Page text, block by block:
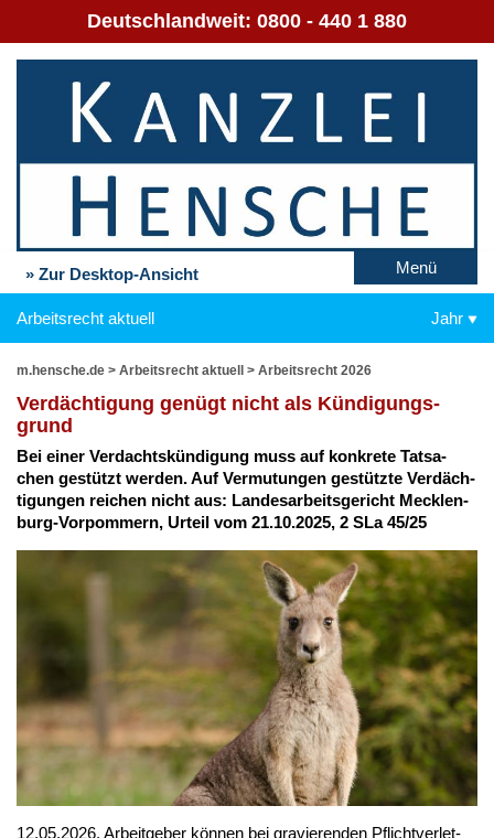
Deutschlandweit: 0800 - 440 1 880
» Zur Desktop-Ansicht Menü
Arbeitsrecht aktuell Jahr
m.hensche.de > Arbeitsrecht aktuell > Arbeitsrecht 2026
Ver­däch­ti­gung ge­nügt nicht als Kün­di­gungs­
grund
Bei ei­ner Ver­dachts­kün­di­gung muss auf kon­kre­te Tat­sa­
chen ge­stützt wer­den. Auf Ver­mu­tun­gen ge­stütz­te Ver­däch­
ti­gun­gen rei­chen nicht aus: Lan­des­ar­beits­ge­richt Meck­len­
burg-Vor­pom­mern, Ur­teil vom 21.10.2025, 2 SLa 45/25
12.05.2026. Ar­beit­ge­ber kön­nen bei gra­vie­ren­den Pflicht­ver­let­